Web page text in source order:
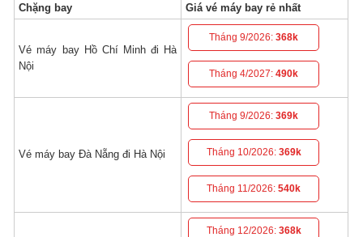
Chặng bay Giá vé máy bay rẻ nhất
Vé máy bay Hồ Chí Minh đi Hà
Nội
Tháng 9/2026:368k
Tháng 4/2027:490k
Vé máy bay Đà Nẵng đi Hà Nội
Tháng 9/2026:369k
Tháng 10/2026: 369k
Tháng 11/2026:540k
Tháng 12/2026: 368k